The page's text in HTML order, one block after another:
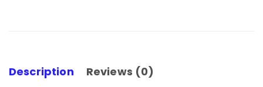
Description Reviews (0)